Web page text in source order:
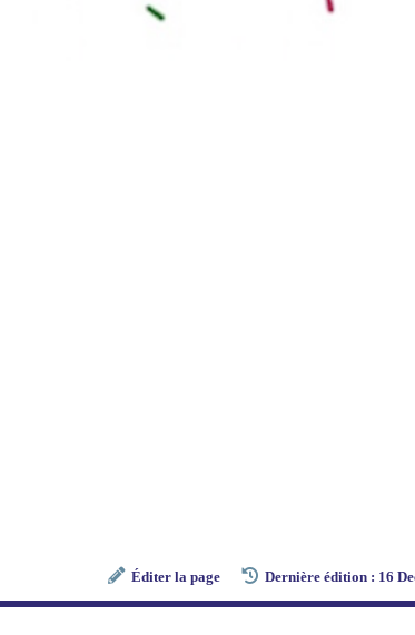
Éditer la page Dernière édition : 16